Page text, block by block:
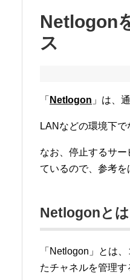
Netlogon
ス
「 Netlogon 」は、
LANなどの環境下で
なお、停止するサー
ているので、参考を
Netlogonとは
「Netlogon」とは
たチャネルを管理す